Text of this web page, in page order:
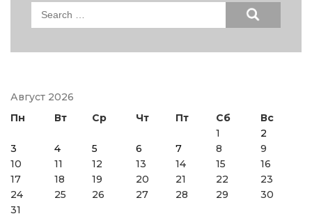
Search
Август 2026
Пн
Вт Ср Чт Пт Сб
Вс
1
2
3
4 5 6 7 8
9
10
11 12 13 14 15
16
17
18 19 20 21 22
23
24
25 26 27 28 29
30
31